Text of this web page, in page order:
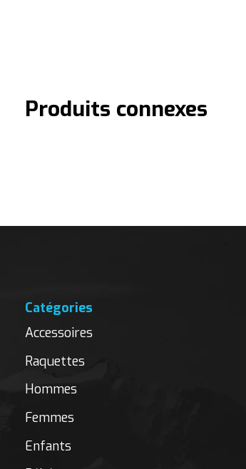
Produits connexes
Catégories
Accessoires
Raquettes
Hommes
Femmes
Enfants